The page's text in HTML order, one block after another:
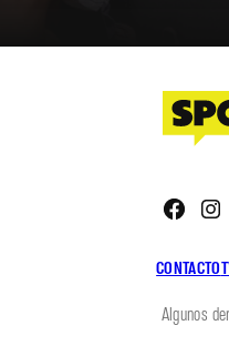
CONTACTO
Algunos